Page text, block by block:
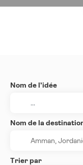
Nom de l’idée
Nom de la
Trier par